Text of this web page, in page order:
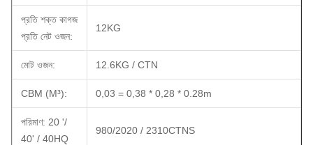
প্রতি শক্ত কাগজ
প্রতি নেট ওজন:
12KG
মোট ওজন: 12.6KG / CTN
CBM (M³): 0,03 = 0,38 * 0,28 * 0.28m
পরিমাণ: 20 '/
40' / 40HQ
980/2020 / 2310CTNS